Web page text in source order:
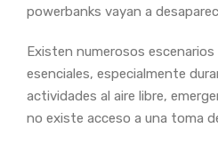
powerbanks vayan a
Existen numerosos
esenciales, especialmente
actividades al aire libre,
no existe acceso a una toma